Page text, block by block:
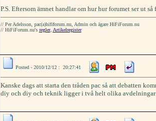
P.S. Eftersom ämnet handlar om hur hur forumet ser ut
// Per Adelsson, pac(a)hififorum.nu, Admin och ägare HiFiForum.nu
// HiFiForum.nu's regler, Artikelregister
Posted - 2010/12/12 : 20:27:41
Kanske dags att starta den tråden pac så att debatten
diy och diy och teknik ligger i två helt olika avdelningar